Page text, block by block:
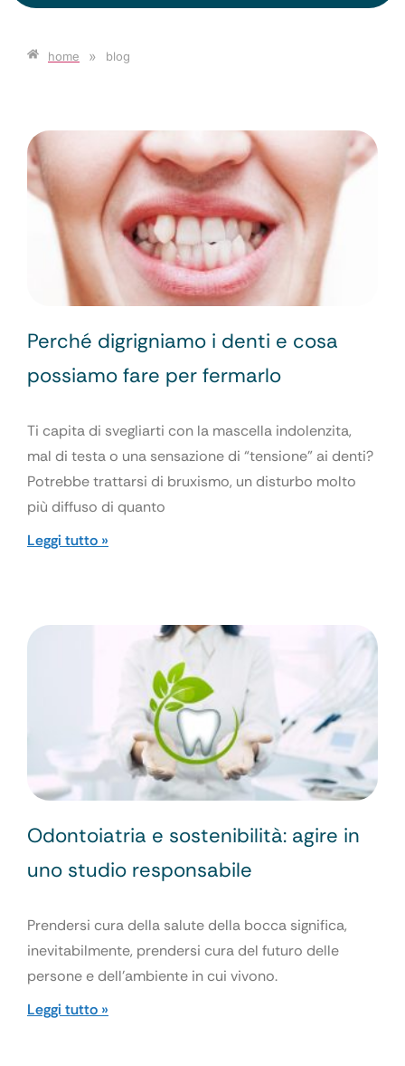
home » blog
Perché digrigniamo i denti e cosa
possiamo fare per fermarlo
Ti capita di svegliarti con la mascella indolenzita,
mal di testa o una sensazione di “tensione” ai denti?
Potrebbe trattarsi di bruxismo, un disturbo molto
più diffuso di quanto
Leggi tutto »
Odontoiatria e sostenibilità: agire in
uno studio responsabile
Prendersi cura della salute della bocca significa,
inevitabilmente, prendersi cura del futuro delle
persone e dell’ambiente in cui vivono.
Leggi tutto »